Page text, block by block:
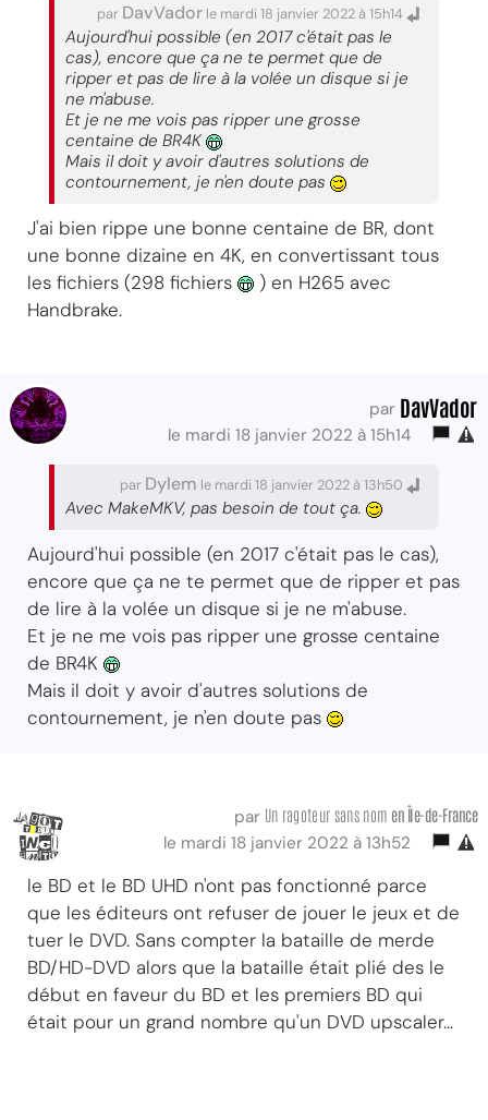
par DavVador le mardi 18 janvier 2022 à 15h14
Aujourd'hui possible (en 2017 c'était pas le
cas), encore que ça ne te permet que de
ripper et pas de lire à la volée un disque si je
ne m'abuse.
Et je ne me vois pas ripper une grosse
centaine de BR4K
Mais il doit y avoir d'autres solutions de
contournement, je n'en doute pas
J'ai bien rippe une bonne centaine de BR, dont
une bonne dizaine en 4K, en convertissant tous
les fichiers (298 fichiers
) en H265 avec
Handbrake.
par DavVador
le mardi 18 janvier 2022 à 15h14
par Dylem le mardi 18 janvier 2022 à 13h50
Avec MakeMKV, pas besoin de tout ça.
Aujourd'hui possible (en 2017 c'était pas le cas),
encore que ça ne te permet que de ripper et pas
de lire à la volée un disque si je ne m'abuse.
Et je ne me vois pas ripper une grosse centaine
de BR4K
Mais il doit y avoir d'autres solutions de
contournement, je n'en doute pas
par Un ragoteur sans nom en Île-de-France
le mardi 18 janvier 2022 à 13h52
le BD et le BD UHD n'ont pas fonctionné parce
que les éditeurs ont refuser de jouer le jeux et de
tuer le DVD. Sans compter la bataille de merde
BD/HD-DVD alors que la bataille était plié des le
début en faveur du BD et les premiers BD qui
était pour un grand nombre qu'un DVD upscaler...